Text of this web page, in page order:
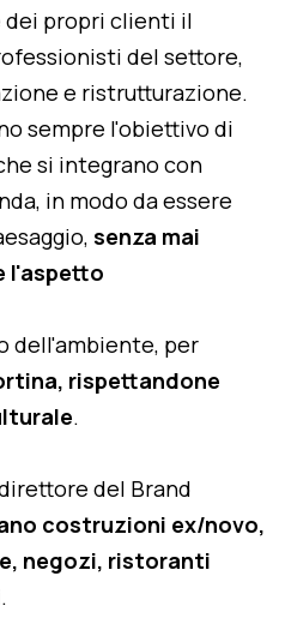
dei propri clienti il
del settore,
e ristrutturazione.
sempre l'obiettivo di
si integrano con
in modo da essere
senza mai
l'aspetto
dell'ambiente, per
rispettandone
.
del Brand
costruzioni ex/novo,
negozi, ristoranti
.